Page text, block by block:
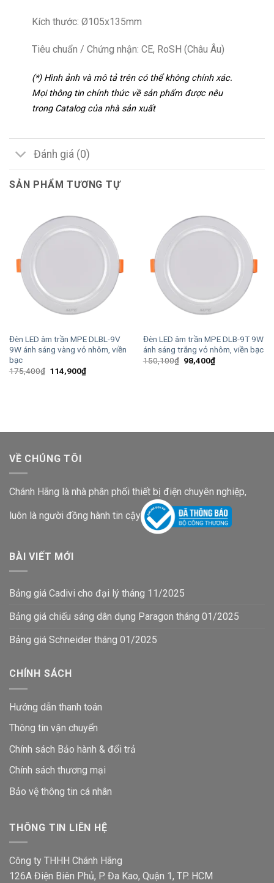
Kích thước: Ø105x135mm
Tiêu chuẩn / Chứng nhận: CE, RoSH (Châu Âu)
(*) Hình ảnh và mô tả trên có thể không chính xác.
Mọi thông tin chính thức về sản phẩm được nêu
trong Catalog của nhà sản xuất
Đánh giá (0)
SẢN PHẨM TƯƠNG TỰ
Đèn LED âm trần MPE DLBL-9V
9W ánh sáng vàng vỏ nhôm, viền
bạc
175,400₫ Giá
114,900₫Giá
hiện
Đèn LED âm trần MPE DLB-9T 9W
ánh sáng trắng vỏ nhôm, viền bạc
150,100₫ Giá
gốc
98,400₫Giá
hiện
VỀ CHÚNG TÔI
Chánh Hãng là nhà phân phối thiết bị điện chuyên nghiệp,
luôn là người đồng hành tin cậy
BÀI VIẾT MỚI
Bảng giá Cadivi cho đại lý tháng 11/2025
Bảng giá chiếu sáng dân dụng Paragon tháng 01/2025
Bảng giá Schneider tháng 01/2025
CHÍNH SÁCH
Hướng dẫn thanh toán
Thông tin vận chuyển
Chính sách Bảo hành & đổi trả
Chính sách thương mại
Bảo vệ thông tin cá nhân
THÔNG TIN LIÊN HỆ
Công ty THHH Chánh Hãng
126A Điện Biên Phủ, P. Đa Kao, Quận 1, TP. HCM